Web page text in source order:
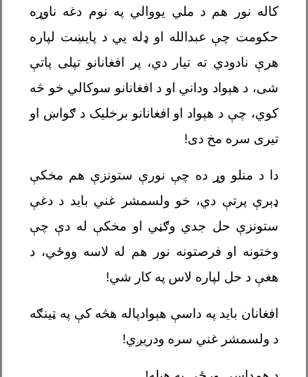
کاله نور هم د ملي یووالي په نوم دغه ناوړه
حکومت چې عبدالله او ډله يي د پایښت لپاره
هرې نادودي ته تیار دي، پر افغانانو تپلی پاتې
شی، د هېواد وداني او د افغانانو سوکالي خو څه
کوي، چې د هېواد او افغانانو برخلیک د ګواښ او
تیری سره مخ دی!
دا د منلو وړ ده چې نورې ستونزې هم مخکې
ډېرې پرتې دي، خو ولسمشر غني باید د دغې
ستونزې حل جدي وګڼي او مخکې له دې چې
وختونه او فرصتونه نور هم له لاسه ووځي، د
هغې د حل لپاره لاس په کار شي!
افغانان باید په داسې هېوادپاله هڅه کې په ټینګه
د ولسمشر غني سره ودریږي!